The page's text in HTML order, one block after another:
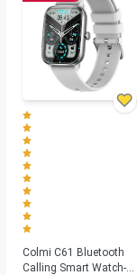
Colmi C61 Bluetooth
Calling Smart Watch-